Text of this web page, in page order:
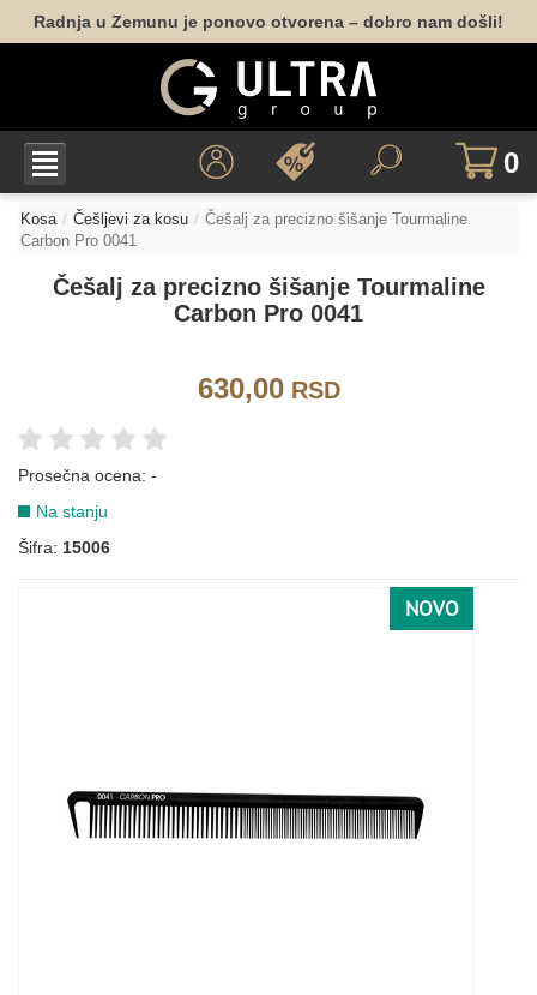
Radnja u Zemunu je ponovo otvorena – dobro nam došli!
0
Kosa Češljevi za kosu
Češalj za precizno šišanje Tourmaline
Carbon Pro 0041
Češalj za precizno šišanje Tourmaline
Carbon Pro 0041
630,00RSD
Prosečna ocena: -
Na stanju
Šifra: 15006
NOVO